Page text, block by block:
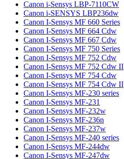
Canon i-Sensys LBP-7110CW
Canon i-SENSYS LBP236dw
Canon I-Sensys MF 660 Series
Canon I-Sensys MF 664 Cdw
Canon I-Sensys MF 667 Cdw
Canon I-Sensys MF 750 Series
Canon I-Sensys MF 752 Cdw
Canon I-Sensys MF 752 Cdw II
Canon I-Sensys MF 754 Cdw
Canon I-Sensys MF 754 Cdw II
Canon I-Sensys MF-230 series
Canon I-Sensys MF-231
Canon I-Sensys MF-232w
Canon I-Sensys MF-236n
Canon I-Sensys MF-237w
Canon I-Sensys MF-240 series
Canon I-Sensys MF-244dw
Canon I-Sensys MF-247dw